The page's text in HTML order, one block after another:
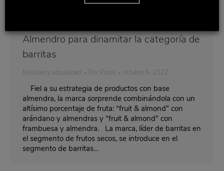
Almendro para dinamitar la categoría de
barritas
Noticias y actualidad Por Rocio octubre 6, 2022
Fiel a su estrategia de productos con base
almendra, la marca sorprende combinándola con un
altísimo porcentaje de fruta: “fruit & almond” con
arándano y almendras y “fruit & almond” con
frambuesa y almendra. La marca, líder de barritas en
el segmento de frutos secos, se introduce en el
segmento de barritas…